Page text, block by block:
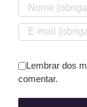
Lembrar dos
comentar.